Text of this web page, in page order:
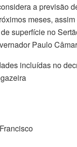
a previsão
meses,
superfície no
Paulo
incluídas no